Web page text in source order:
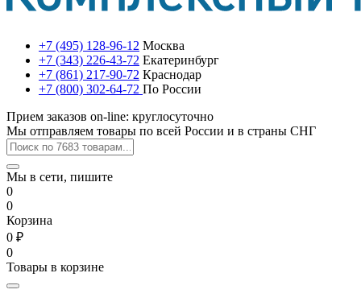
+7 (495) 128-96-12 Москва
+7 (343) 226-43-72 Екатеринбург
+7 (861) 217-90-72 Краснодар
+7 (800) 302-64-72 По России
Прием заказов on-line: круглосуточно
Мы отправляем товары по всей России и в страны СНГ
Мы в сети, пишите
0
0
Корзина
0 ₽
0
Товары в корзине